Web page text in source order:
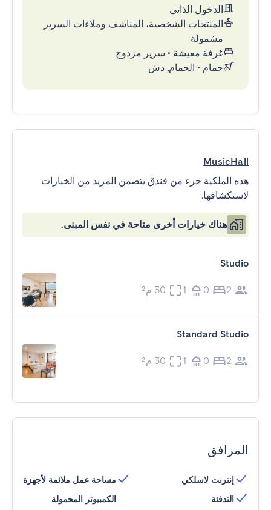
الدخول الذاتي
المنتجات الشخصية، المناشف وملاءات السرير
مشمولة
غرفة معيشة • سرير مزدوج
حمام • الحمام, دش
MusicHall
هذه الملكية جزء من فندق يتضمن المزيد من الخيارات
لاستكشافها.
هناك خيارات أخرى متاحة في نفس المبنى.
Studio
2
0
1 30 م²
Standard Studio
2
0
1 30 م²
المرافق
إنترنت لاسلكي
التدفئة
مساحة عمل ملائمة لأجهزة
الكمبيوتر المحمولة